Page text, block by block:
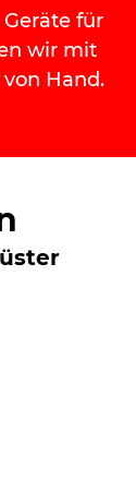
für
wir mit
Hand.